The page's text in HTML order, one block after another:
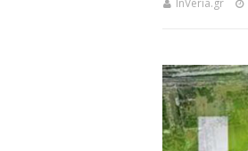
InVeria.gr